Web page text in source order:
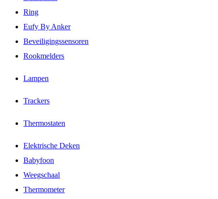
Ring
Eufy By Anker
Beveiligingssensoren
Rookmelders
Lampen
Trackers
Thermostaten
Elektrische Deken
Babyfoon
Weegschaal
Thermometer